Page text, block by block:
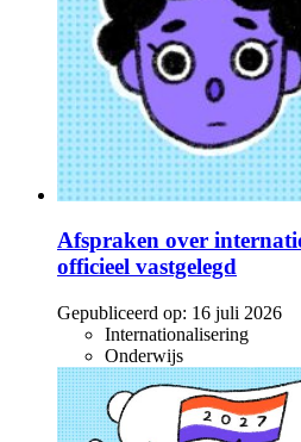
Afspraken over
officieel vastgelegd
Gepubliceerd op: 16 juli 2026
Internationalisering
Onderwijs